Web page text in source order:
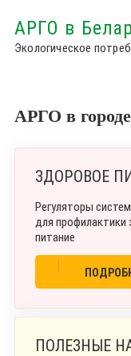
АРГО в
Экологическое
АРГО в
ЗДОРОВОЕ
Регуляторы
для профилактики
питание
ПОЛЕЗНЫЕ